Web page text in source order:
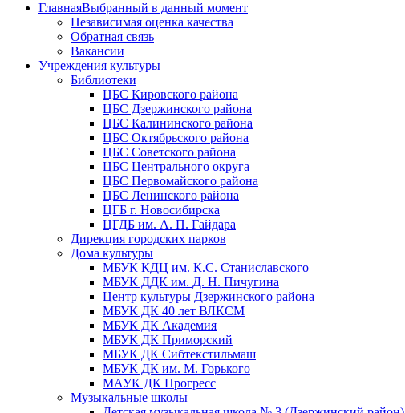
ГлавнаяВыбранный в данный момент
Независимая оценка качества
Обратная связь
Вакансии
Учреждения культуры
Библиотеки
ЦБС Кировского района
ЦБС Дзержинского района
ЦБС Калининского района
ЦБС Октябрьского района
ЦБС Советского района
ЦБС Центрального округа
ЦБС Первомайского района
ЦБС Ленинского района
ЦГБ г. Новосибирска
ЦГДБ им. А. П. Гайдара
Дирекция городских парков
Дома культуры
МБУК КДЦ им. К.С. Станиславского
МБУК ДДК им. Д. Н. Пичугина
Центр культуры Дзержинского района
МБУК ДК 40 лет ВЛКСМ
МБУК ДК Академия
МБУК ДК Приморский
МБУК ДК Сибтекстильмаш
МБУК ДК им. М. Горького
МАУК ДК Прогресс
Музыкальные школы